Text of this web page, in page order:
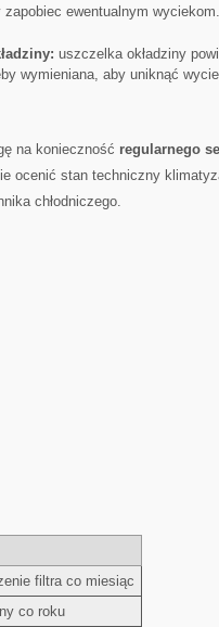
zapobiec ewentualnym wyciekom.
uszczelka‌ okładziny
wymieniana, aby uniknąć
na konieczność regularnego
⁢ocenić stan techniczny
chłodniczego.
⁢filtra co miesiąc
co ‍roku